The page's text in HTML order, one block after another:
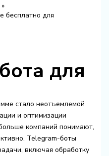
бесплатно для
для
стало неотъемлемой
и оптимизации
компаний понимают,
Telegram-боты
включая обработку